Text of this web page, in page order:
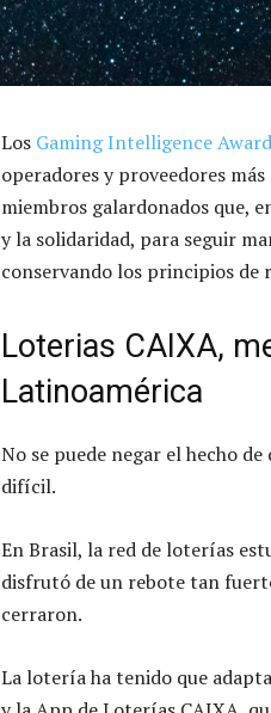
Los Gaming Intelligence
operadores y proveedores
miembros galardonados que,
y la solidaridad, para seguir
conservando los principios de
Loterias CAIXA,
Latinoamérica
No se puede negar el hecho
difícil.
En Brasil, la red de loterías
disfrutó de un rebote tan
cerraron.
La lotería ha tenido que